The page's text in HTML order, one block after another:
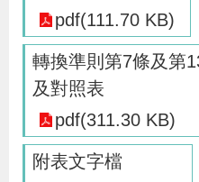
關
網
民
文
統
回
pdf(111.70 KB)
轉換準則第7條及第
及對照表
pdf(311.30 KB)
附表文字檔